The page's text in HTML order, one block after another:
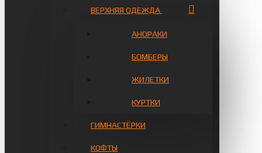
ВЕРХНЯЯ ОДЕЖДА
АНОРАКИ
БОМБЕРЫ
ЖИЛЕТКИ
КУРТКИ
ГИМНАСТЁРКИ
КОФТЫ